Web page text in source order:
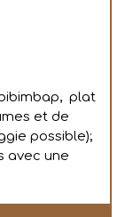
plat
et de
possible);
avec une